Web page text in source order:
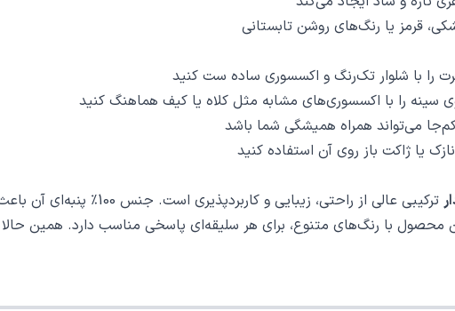
قرمز یا رنگ‌های روشن تابستانی
را با شلوار تک‌رنگ و اکسسوری ساده ست کنید
سینه را با اکسسوری‌های مشابه مثل کلاه یا کیف هماهنگ کنید
می‌تواند همراه همیشگی شما باشد
یا ژاکت باز روی آن استفاده کنید
ترکیبی عالی از راحتی،
با رنگ‌های متنوع، برای هر سلیقه‌ای پاسخی مناسب دارد. همین حالا